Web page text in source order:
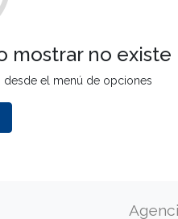
mostrar no existe
desde el menú de opciones